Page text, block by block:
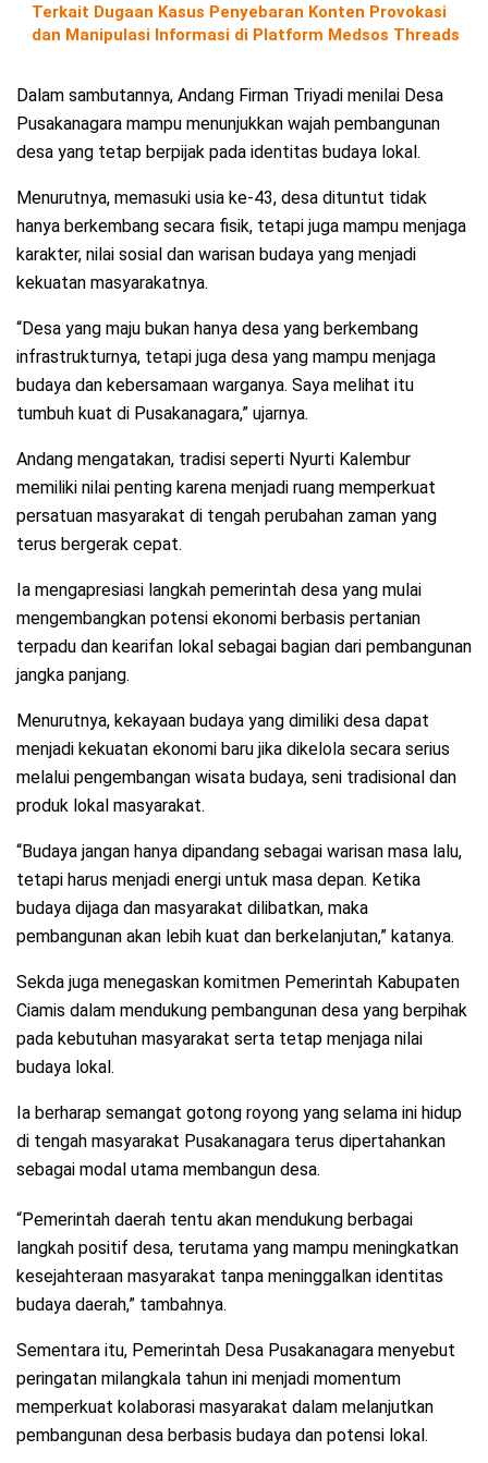
Terkait Dugaan Kasus Penyebaran Konten Provokasi
dan Manipulasi Informasi di Platform Medsos Threads
Dalam sambutannya, Andang Firman Triyadi menilai Desa
Pusakanagara mampu menunjukkan wajah pembangunan
desa yang tetap berpijak pada identitas budaya lokal.
Menurutnya, memasuki usia ke-43, desa dituntut tidak
hanya berkembang secara fisik, tetapi juga mampu menjaga
karakter, nilai sosial dan warisan budaya yang menjadi
kekuatan masyarakatnya.
“Desa yang maju bukan hanya desa yang berkembang
infrastrukturnya, tetapi juga desa yang mampu menjaga
budaya dan kebersamaan warganya. Saya melihat itu
tumbuh kuat di Pusakanagara,” ujarnya.
Andang mengatakan, tradisi seperti Nyurti Kalembur
memiliki nilai penting karena menjadi ruang memperkuat
persatuan masyarakat di tengah perubahan zaman yang
terus bergerak cepat.
Ia mengapresiasi langkah pemerintah desa yang mulai
mengembangkan potensi ekonomi berbasis pertanian
terpadu dan kearifan lokal sebagai bagian dari pembangunan
jangka panjang.
Menurutnya, kekayaan budaya yang dimiliki desa dapat
menjadi kekuatan ekonomi baru jika dikelola secara serius
melalui pengembangan wisata budaya, seni tradisional dan
produk lokal masyarakat.
“Budaya jangan hanya dipandang sebagai warisan masa lalu,
tetapi harus menjadi energi untuk masa depan. Ketika
budaya dijaga dan masyarakat dilibatkan, maka
pembangunan akan lebih kuat dan berkelanjutan,” katanya.
Sekda juga menegaskan komitmen Pemerintah Kabupaten
Ciamis dalam mendukung pembangunan desa yang berpihak
pada kebutuhan masyarakat serta tetap menjaga nilai
budaya lokal.
Ia berharap semangat gotong royong yang selama ini hidup
di tengah masyarakat Pusakanagara terus dipertahankan
sebagai modal utama membangun desa.
“Pemerintah daerah tentu akan mendukung berbagai
langkah positif desa, terutama yang mampu meningkatkan
kesejahteraan masyarakat tanpa meninggalkan identitas
budaya daerah,” tambahnya.
Sementara itu, Pemerintah Desa Pusakanagara menyebut
peringatan milangkala tahun ini menjadi momentum
memperkuat kolaborasi masyarakat dalam melanjutkan
pembangunan desa berbasis budaya dan potensi lokal.